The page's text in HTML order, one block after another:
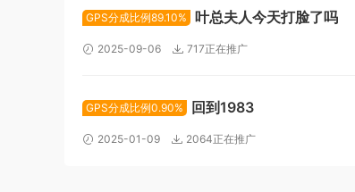
GPS分成比例89.10% 叶总夫人今天打脸了吗
2025-09-06 717正在推广
GPS分成比例0.90% 回到1983
2025-01-09 2064正在推广